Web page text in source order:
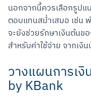
นอกจากนี้ควรเลือกรูปแ
ตอบแทนสม่ำเสมอ เช่น
จะยังช่วยรักษาเงินต้นข
สำหรับค่าใช้จ่าย จากเงิ
วางแผนการเงิ
by KBank